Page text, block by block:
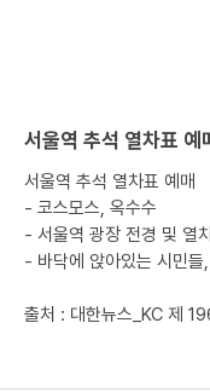
서울역 추석 열차표 예
서울역 추석 열차표 예매
- 코스모스, 옥수수
- 서울역 광장 전경 및 열
- 바닥에 앉아있는 시민
출처 : 대한뉴스_KC 제